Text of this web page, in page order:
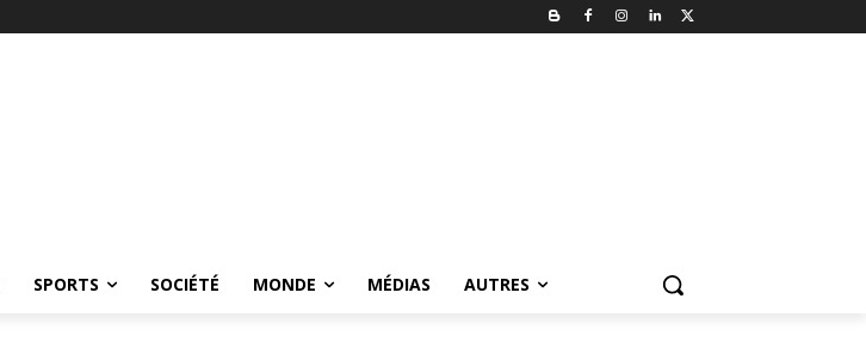
SPORTS SOCIÉTÉ MONDE MÉDIAS AUTRES